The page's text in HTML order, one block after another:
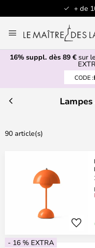
au
contenu
16% suppl. dès 89 € sur
CODE :
90 article(s)
- 16 % EXTRA